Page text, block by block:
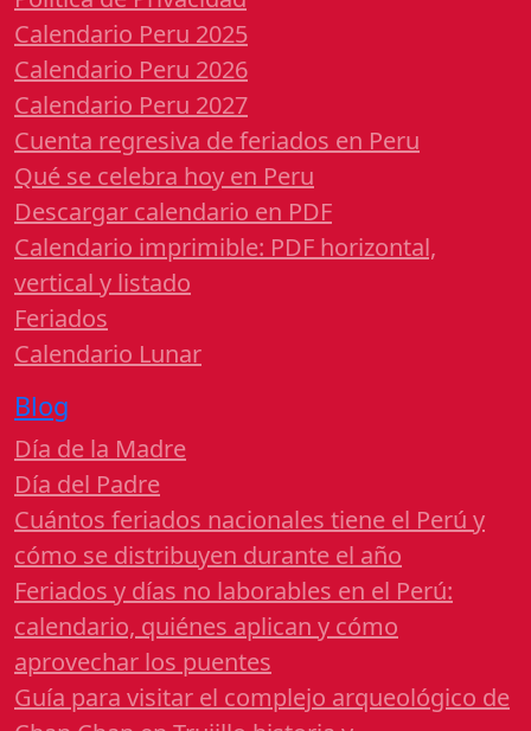
Calendario Peru 2025
Calendario Peru 2026
Calendario Peru 2027
Cuenta regresiva de feriados en Peru
Qué se celebra hoy en Peru
Descargar calendario en PDF
Calendario imprimible: PDF horizontal,
vertical y listado
Feriados
Calendario Lunar
Blog
Día de la Madre
Día del Padre
Cuántos feriados nacionales tiene el Perú y
cómo se distribuyen durante el año
Feriados y días no laborables en el Perú:
calendario, quiénes aplican y cómo
aprovechar los puentes
Guía para visitar el complejo arqueológico de